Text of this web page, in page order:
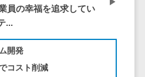
サービス>
ローシステム>
ミュニケー
ョン
オンラインス
トレージ（ファ
ル共有）
員の幸福を追求してい
...
開発
コスト削減